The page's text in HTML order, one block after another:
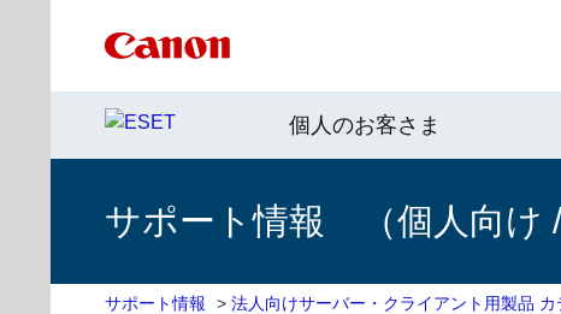
個人のお客さま
サポート情報 （個人向け /
サポート情報 > 法人向けサーバー・クライアント用製品